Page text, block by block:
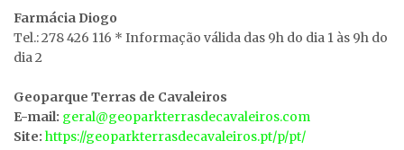
Farmácia Diogo
Tel.: 278 426 116 * Informação válida das 9h do dia 1 às 9h do
dia 2
Geoparque Terras de Cavaleiros
E-mail: geral@geoparkterrasdecavaleiros.com
Site: https://geoparkterrasdecavaleiros.pt/p/pt/